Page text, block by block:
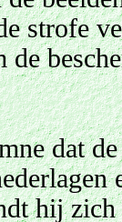
strofe
dat
hij